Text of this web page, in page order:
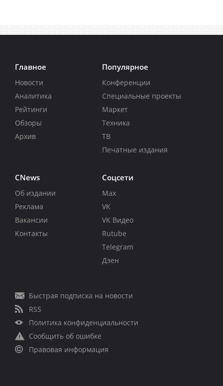
Главное
Новости
Аналитика
Рейтинги
Обзоры
Архив
Популярное
Конференции
Специальные проекты
Маркет
Техника
ТВ
Печатные издания
CNews
Об издании
Реклама
Вакансии
Контакты
Соцсети
Max
VK
VK Видео
Rutube
Telegram
Дзен
Быстрая подписка на новости
RSS
Политика конфиденциальности
Сообщить об ошибке
Правовая информация